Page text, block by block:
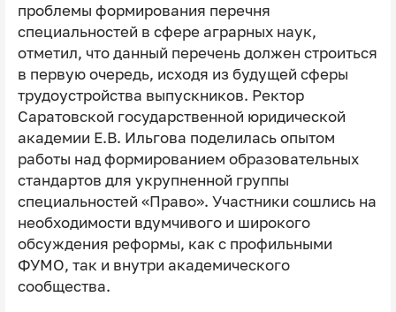
проблемы формирования перечня
специальностей в сфере аграрных наук,
отметил, что данный перечень должен строиться
в первую очередь, исходя из будущей сферы
трудоустройства выпускников. Ректор
Саратовской государственной юридической
академии Е.В. Ильгова поделилась опытом
работы над формированием образовательных
стандартов для укрупненной группы
специальностей «Право». Участники сошлись на
необходимости вдумчивого и широкого
обсуждения реформы, как с профильными
ФУМО, так и внутри академического
сообщества.